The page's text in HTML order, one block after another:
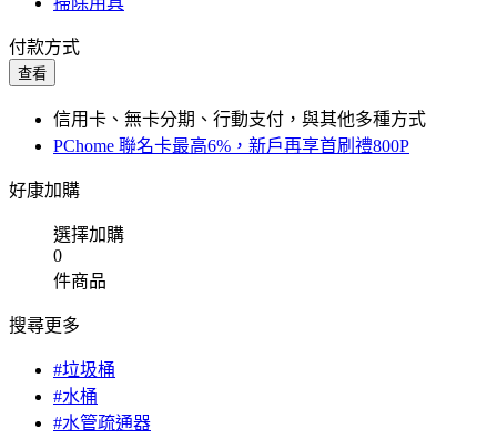
付款方式
查看
信用卡、無卡分期、行動支付，與其他多種方式
PChome 聯名卡最高6%，新戶再享首刷禮800P
好康加購
選擇加購
0
件商品
搜尋更多
#垃圾桶
#水桶
#水管疏通器